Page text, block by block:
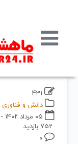
دانش و فناوری
752 بازدید
۰